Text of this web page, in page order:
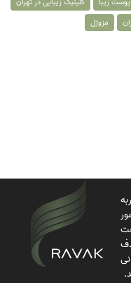
مزوژل
تجربه